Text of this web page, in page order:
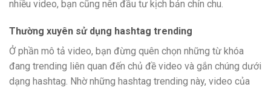
nhiều video, bạn cũng nên đầu tư kịch bản chỉn chu.
Thường xuyên sử dụng hashtag trending
Ở phần mô tả video, bạn đừng quên chọn những từ khóa
đang trending liên quan đến chủ đề video và gắn chúng dưới
dạng hashtag. Nhờ những hashtag trending này, video của